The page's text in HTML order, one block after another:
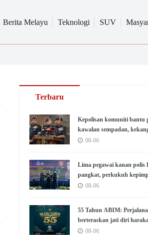
Berita Melayu Teknologi SUV
Terbaru
Kepolisan komuniti bantu
kawalan sempadan,
08-06
Lima pegawai kanan polis
pangkat, perkukuh
08-06
55 Tahun ABIM:
berteraskan jati diri
PM08-06